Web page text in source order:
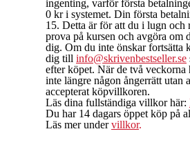
ingenting, varför första
0 kr i systemet. Din första
15. Detta är för att du i lugn och
prova på kursen och avgöra om
dig. Om du inte önskar fortsätta
dig till info@skrivenbestseller.se
efter köpet. När de två veckorna
inte längre någon ångerrätt utan
accepterat köpvillkoren.
Läs dina fullständiga villkor här:
Du har 14 dagars öppet köp på
Läs mer undervillkor.